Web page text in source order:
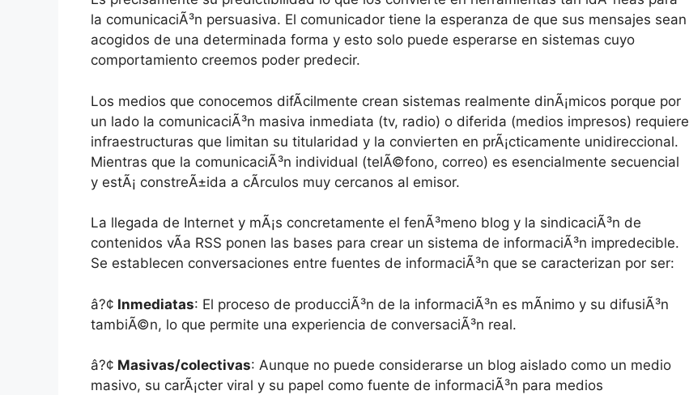
la comunicaciÃ³n persuasiva. El comunicador tiene la esperanza de que sus mensajes sean
acogidos de una determinada forma y esto solo puede esperarse en sistemas cuyo
comportamiento creemos poder predecir.
Los medios que conocemos difÃ­cilmente crean sistemas realmente dinÃ¡micos porque por
un lado la comunicaciÃ³n masiva inmediata (tv, radio) o diferida (medios impresos) requiere
infraestructuras que limitan su titularidad y la convierten en prÃ¡cticamente unidireccional.
Mientras que la comunicaciÃ³n individual (telÃ©fono, correo) es esencialmente secuencial
y estÃ¡ constreÃ±ida a cÃ­rculos muy cercanos al emisor.
La llegada de Internet y mÃ¡s concretamente el fenÃ³meno blog y la sindicaciÃ³n de
contenidos vÃ­a RSS ponen las bases para crear un sistema de informaciÃ³n impredecible.
Se establecen conversaciones entre fuentes de informaciÃ³n que se caracterizan por ser:
â?¢ Inmediatas: El proceso de producciÃ³n de la informaciÃ³n es mÃ­nimo y su difusiÃ³n
tambiÃ©n, lo que permite una experiencia de conversaciÃ³n real.
â?¢ Masivas/colectivas: Aunque no puede considerarse un blog aislado como un medio
masivo, su carÃ¡cter viral y su papel como fuente de informaciÃ³n para medios